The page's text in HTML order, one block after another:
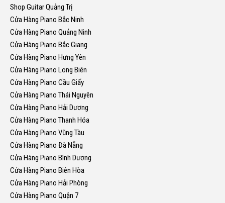
Shop Guitar Quảng Trị
Cửa Hàng Piano Bắc Ninh
Cửa Hàng Piano Quảng Ninh
Cửa Hàng Piano Bắc Giang
Cửa Hàng Piano Hưng Yên
Cửa Hàng Piano Long Biên
Cửa Hàng Piano Cầu Giấy
Cửa Hàng Piano Thái Nguyên
Cửa Hàng Piano Hải Dương
Cửa Hàng Piano Thanh Hóa
Cửa Hàng Piano Vũng Tàu
Cửa Hàng Piano Đà Nẵng
Cửa Hàng Piano Bình Dương
Cửa Hàng Piano Biên Hòa
Cửa Hàng Piano Hải Phòng
Cửa Hàng Piano Quận 7